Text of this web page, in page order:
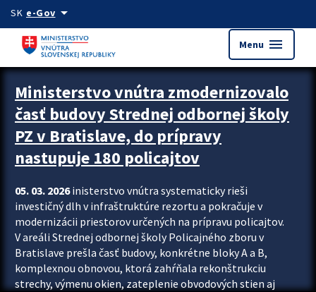
Preskocit na hlavný obsah
SK e-Govarrow_drop_down
Menu menu
Ministerstvo vnútra zmodernizovalo
časť budovy Strednej odbornej školy
PZ v Bratislave, do prípravy
nastupuje 180 policajtov
05. 03. 2026inisterstvo vnútra systematicky rieši
investičný dlh v infraštruktúre rezortu a pokračuje v
modernizácii priestorov určených na prípravu policajtov.
V areáli Strednej odbornej školy Policajného zboru v
Bratislave prešla časť budovy, konkrétne bloky A a B,
komplexnou obnovou, ktorá zahŕňala rekonštrukciu
strechy, výmenu okien, zateplenie obvodových stien aj